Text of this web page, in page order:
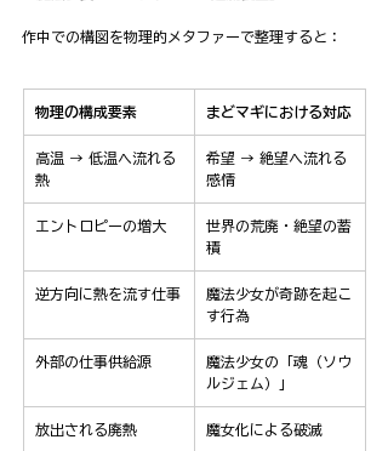
作中での構図を物理的メタファーで整理すると：
物理の構成要素 まどマギにおける対応
高温 → 低温へ流れる
熱
希望 → 絶望へ流れる
感情
エントロピーの増大
世界の荒廃・絶望の蓄
積
逆方向に熱を流す仕事
魔法少女が奇跡を起こ
す行為
外部の仕事供給源
魔法少女の「魂（ソウ
ルジェム）」
放出される廃熱 魔女化による破滅